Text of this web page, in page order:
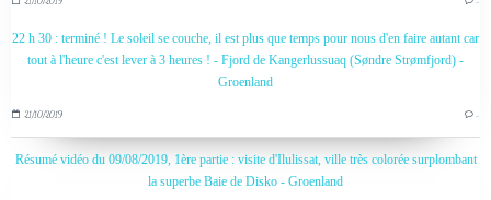
22 h 30 : terminé ! Le soleil se couche, il est plus que temps pour nous d'en faire autant car
tout à l'heure c'est lever à 3 heures ! - Fjord de Kangerlussuaq (Søndre Strømfjord) -
Groenland
21/10/2019 …
Résumé vidéo du 09/08/2019, 1ère partie : visite d'Ilulissat, ville très colorée surplombant
la superbe Baie de Disko - Groenland